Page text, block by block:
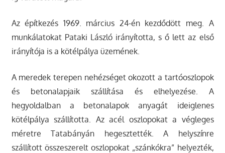
Az építkezés 1969. március 24-én kezdődött meg. A
munkálatokat Pataki László irányította, s ő lett az első
irányítója is a kötélpálya üzemének.
A meredek terepen nehézséget okozott a tartóoszlopok
és betonalapjaik szállítása és elhelyezése. A
hegyoldalban a betonalapok anyagát ideiglenes
kötélpálya szállította. Az acél oszlopokat a végleges
méretre Tatabányán hegesztették. A helyszínre
szállított összeszerelt oszlopokat „szánkókra” helyezték,